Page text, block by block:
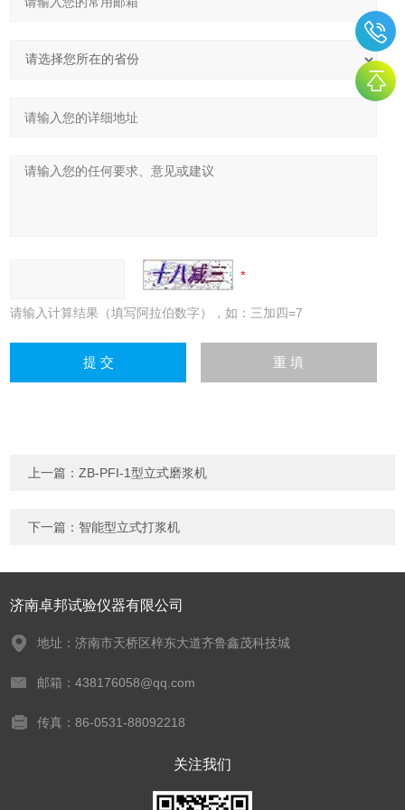
请输入计算结果（填写阿拉伯数字），如：三加四=7
上一篇：ZB-PFI-1型立式磨浆机
下一篇： 智能型立式打浆机
济南卓邦试验仪器有限公司
地址：济南市天桥区梓东大道齐鲁鑫茂科技城
邮箱：438176058@qq.com
传真：86-0531-88092218
关注我们